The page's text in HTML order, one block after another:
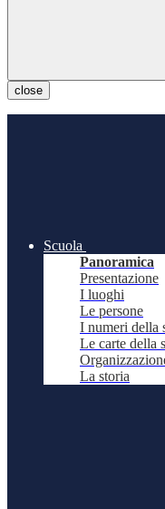
close
Scuola
Panoramica
Presentazione
I luoghi
Le persone
I numeri della
Le carte della
La storia